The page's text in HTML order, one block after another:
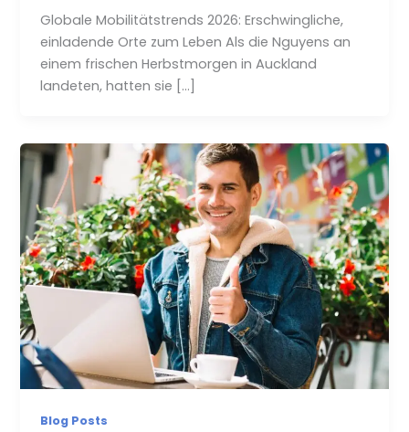
Globale Mobilitätstrends 2026: Erschwingliche,
einladende Orte zum Leben Als die Nguyens an
einem frischen Herbstmorgen in Auckland
landeten, hatten sie […]
Blog Posts